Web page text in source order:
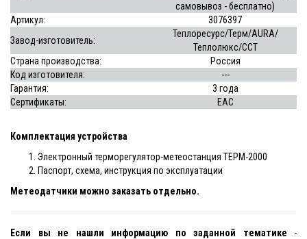
самовывоз - бесплатно)
Артикул:
3076397
Завод-изготовитель:
Теплоресурс/Терм/AURA/
Теплолюкс/ССТ
Страна производства:
Россия
Код изготовителя:
---
Гарантия:
3 года
Сертификаты:
EAC
Комплектация устройства
Электронный терморегулятор-метеостанция ТЕРМ-2000
Паспорт, схема, инструкция по эксплуатации
Метеодатчики можно заказать отдельно.
Если вы не нашли информацию по заданной тематике -